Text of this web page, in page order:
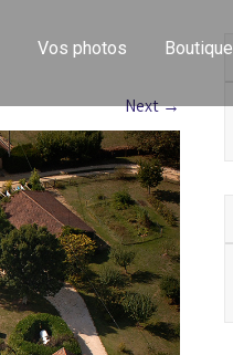
Vos photos Boutique
Next→